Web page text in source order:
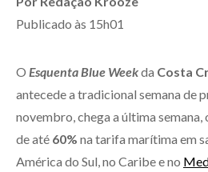
Publicado às 15h01
O Esquenta Blue Weekda Costa
antecede a tradicional semana de
novembro, chega a última
de até 60% na tarifa marítima em
América do Sul, no Caribe e no